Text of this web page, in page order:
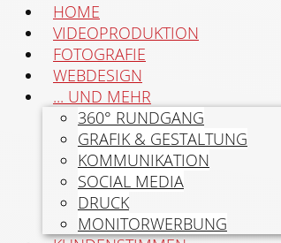
HOME
VIDEOPRODUKTION
FOTOGRAFIE
WEBDESIGN
... UND MEHR
360° RUNDGANG
GRAFIK & GESTALTUNG
KOMMUNIKATION
SOCIAL MEDIA
DRUCK
MONITORWERBUNG